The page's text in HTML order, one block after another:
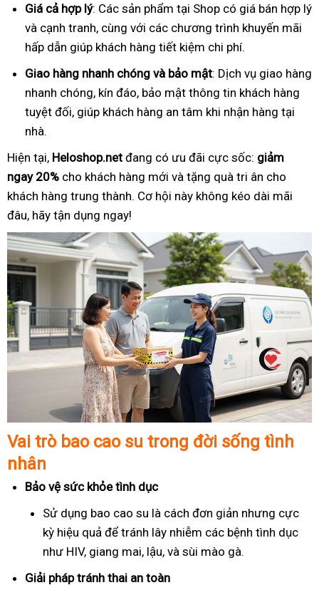
Giá cả hợp lý: Các sản phẩm tại Shop có giá bán hợp lý
và cạnh tranh, cùng với các chương trình khuyến mãi
hấp dẫn giúp khách hàng tiết kiệm chi phí.
Giao hàng nhanh chóng và bảo mật: Dịch vụ giao hàng
nhanh chóng, kín đáo, bảo mật thông tin khách hàng
tuyệt đối, giúp khách hàng an tâm khi nhận hàng tại
nhà.
Hiện tại, Heloshop.net đang có ưu đãi cực sốc: giảm
ngay 20% cho khách hàng mới và tặng quà tri ân cho
khách hàng trung thành. Cơ hội này không kéo dài mãi
đâu, hãy tận dụng ngay!
Vai trò bao cao su trong đời sống tình
nhân
Bảo vệ sức khỏe tình dục
Sử dụng bao cao su là cách đơn giản nhưng cực
kỳ hiệu quả để tránh lây nhiễm các bệnh tình dục
như HIV, giang mai, lậu, và sùi mào gà.
Giải pháp tránh thai an toàn